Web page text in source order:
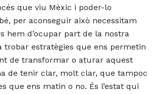
que viu Mèxic i poder-lo
per aconseguir això necessitam
hem d’ocupar part de la nostra
trobar estratègies que ens permetin
de transformar o aturar aquest
de tenir clar, molt clar, que tampoc
que ens matin o no. És l’estat qui